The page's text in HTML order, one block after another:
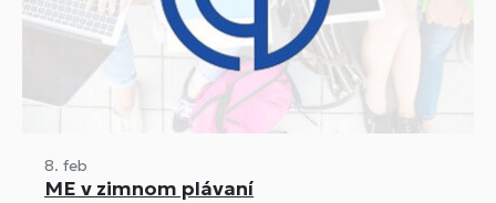
8. feb
ME v zimnom plávaní